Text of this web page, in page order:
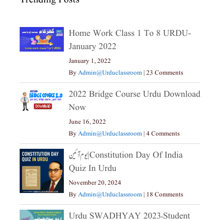
Home Work Class 1 To 8 URDU-
January 2022
January 1, 2022
ByAdmin@urduclassroom | 23 Comments
2022 Bridge Course Urdu Download
Now
June 16, 2022
ByAdmin@urduclassroom | 4 Comments
یوم آئین|constitution Day Of India
Quiz In Urdu
November 20, 2024
ByAdmin@urduclassroom | 18 Comments
Urdu SWADHYAY 2023،Student